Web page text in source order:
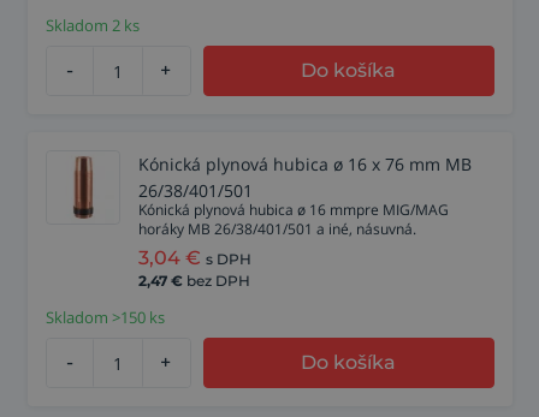
Skladom 2 ks
- + Do košíka
Kónická plynová hubica ø 16 x 76 mm MB
26/38/401/501
Kónická plynová hubica ø 16 mmpre MIG/MAG
horáky MB 26/38/401/501 a iné, násuvná.
3,04 € s DPH
2,47 € bez DPH
Skladom >150 ks
- + Do košíka